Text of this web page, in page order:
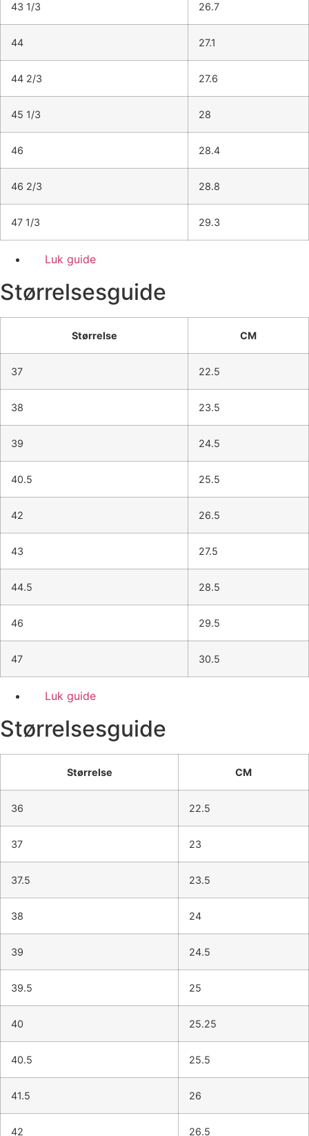
43 1/3 26.7
44 27.1
44 2/3 27.6
45 1/3 28
46 28.4
46 2/3 28.8
47 1/3 29.3
Luk guide
Størrelsesguide
Størrelse CM
37 22.5
38 23.5
39 24.5
40.5 25.5
42 26.5
43 27.5
44.5 28.5
46 29.5
47 30.5
Luk guide
Størrelsesguide
Størrelse CM
36 22.5
37 23
37.5 23.5
38 24
39 24.5
39.5 25
40 25.25
40.5 25.5
41.5 26
42 26.5